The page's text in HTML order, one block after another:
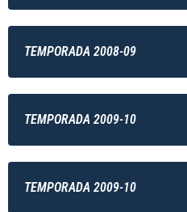
TEMPORADA 2008-09
TEMPORADA 2009-10
TEMPORADA 2009-10